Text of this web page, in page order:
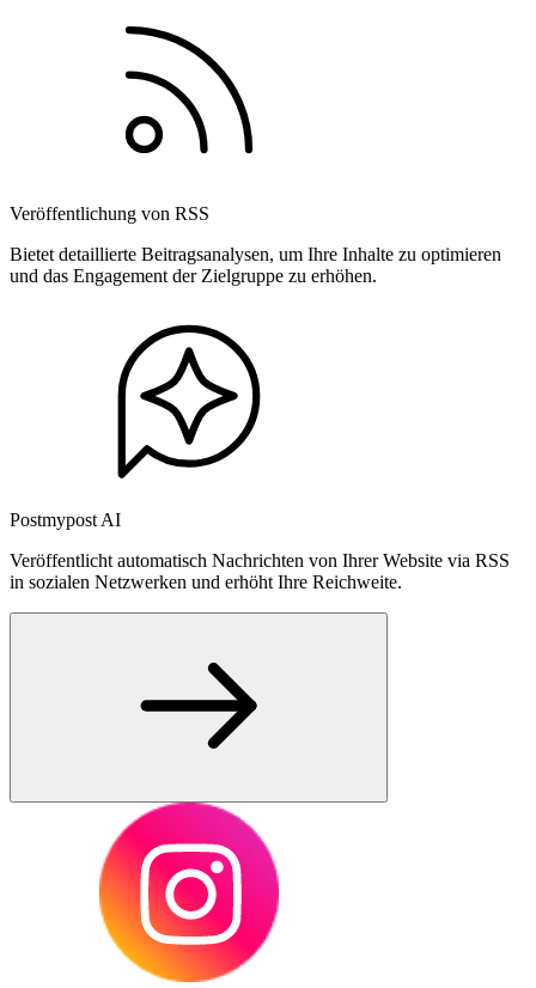
Veröffentlichung von RSS
Bietet detaillierte Beitragsanalysen, um Ihre Inhalte zu optimieren
und das Engagement der Zielgruppe zu erhöhen.
Postmypost AI
Veröffentlicht automatisch Nachrichten von Ihrer Website via RSS
in sozialen Netzwerken und erhöht Ihre Reichweite.